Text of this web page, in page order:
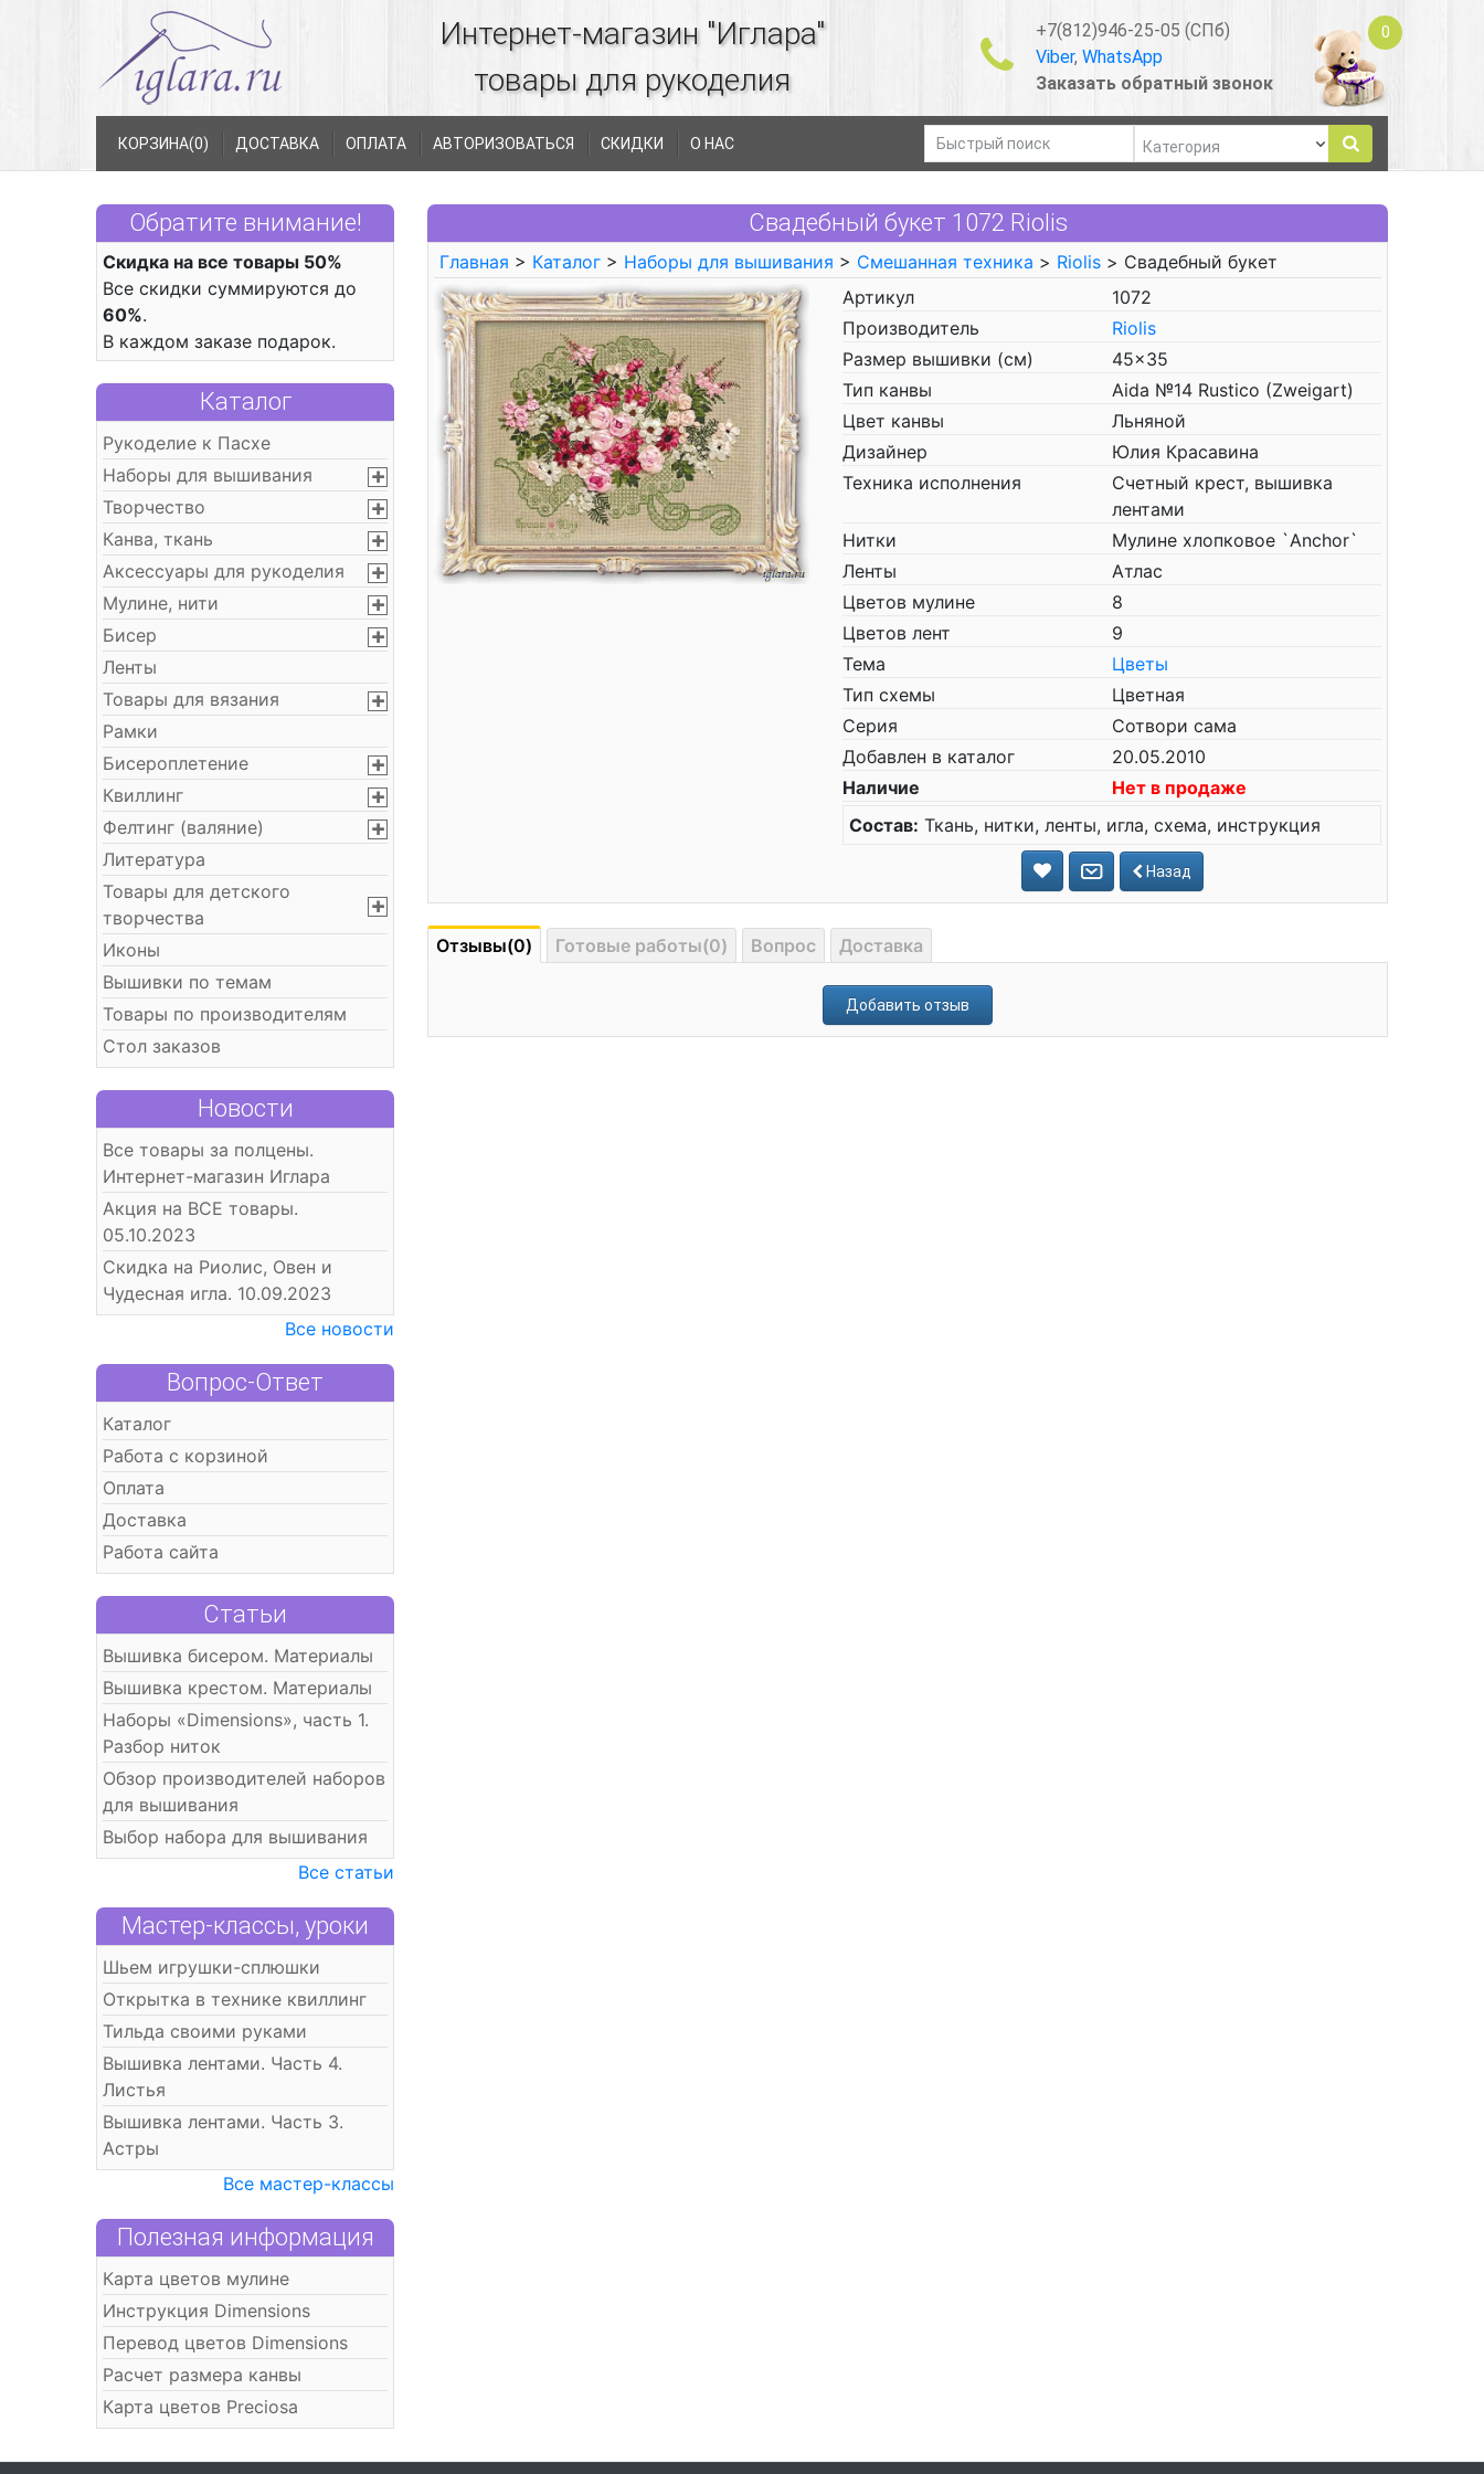
Интернет-магазин "Иглара"
товары для рукоделия
+7(812)946-25-05 (СПб)
Viber, WhatsApp
Заказать обратный звонок
0
КОРЗИНА(0) ДОСТАВКА ОПЛАТА АВТОРИЗОВАТЬСЯ СКИДКИ О НАС
Обратите внимание!
Скидка на все товары 50%
Все скидки суммируются до
60%.
В каждом заказе подарок.
Каталог
Рукоделие к Пасхе
Наборы для вышивания
Творчество
Канва, ткань
Аксессуары для рукоделия
Мулине, нити
Бисер
Ленты
Товары для вязания
Рамки
Бисероплетение
Квиллинг
Фелтинг (валяние)
Литература
Товары для детского
творчества
Иконы
Вышивки по темам
Товары по производителям
Стол заказов
Новости
Все товары за полцены.
Интернет-магазин Иглара
Акция на ВСЕ товары.
05.10.2023
Скидка на Риолис, Овен и
Чудесная игла. 10.09.2023
Все новости
Вопрос-Ответ
Каталог
Работа с корзиной
Оплата
Доставка
Работа сайта
Статьи
Вышивка бисером. Материалы
Вышивка крестом. Материалы
Наборы «Dimensions», часть 1.
Разбор ниток
Обзор производителей наборов
для вышивания
Выбор набора для вышивания
Все статьи
Мастер-классы, уроки
Шьем игрушки-сплюшки
Открытка в технике квиллинг
Тильда своими руками
Вышивка лентами. Часть 4.
Листья
Вышивка лентами. Часть 3.
Астры
Все мастер-классы
Полезная информация
Карта цветов мулине
Инструкция Dimensions
Перевод цветов Dimensions
Расчет размера канвы
Карта цветов Preciosa
Свадебный букет 1072 Riolis
Главная > Каталог > Наборы для вышивания > Смешанная техника > Riolis > Свадебный букет
Артикул
1072
Производитель
Riolis
Размер вышивки (см)
45x35
Тип канвы
Aida №14 Rustico (Zweigart)
Цвет канвы
Льняной
Дизайнер
Юлия Красавина
Техника исполнения
Счетный крест, вышивка
лентами
Нитки
Мулине хлопковое `Anchor`
Ленты
Атлас
Цветов мулине
8
Цветов лент
9
Тема
Цветы
Тип схемы
Цветная
Серия
Сотвори сама
Добавлен в каталог
20.05.2010
Наличие
Нет в продаже
Состав: Ткань, нитки, ленты, игла, схема, инструкция
Назад
Отзывы(0) Готовые работы(0) Вопрос Доставка
Добавить отзыв